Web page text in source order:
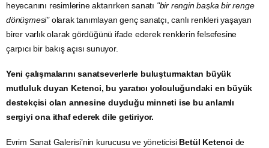
heyecanını resimlerine aktarırken sanatı "bir rengin başka bir renge
dönüşmesi"olarak tanımlayan genç sanatçı, canlı renkleri yaşayan
birer varlık olarak gördüğünü ifade ederek renklerin felsefesine
çarpıcı bir bakış açısı sunuyor.
Yeni çalışmalarını sanatseverlerle buluşturmaktan büyük
mutluluk duyan Ketenci, bu yaratıcı yolculuğundaki en büyük
destekçisi olan annesine duyduğu minneti ise bu anlamlı
sergiyi ona ithaf ederek dile getiriyor.
Evrim Sanat Galerisi’nin kurucusu ve yöneticisi Betül Ketenci de